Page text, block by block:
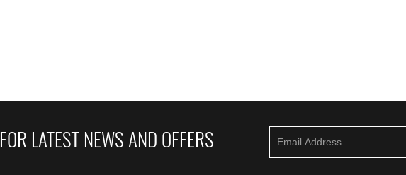
FOR LATEST NEWS AND OFFERS